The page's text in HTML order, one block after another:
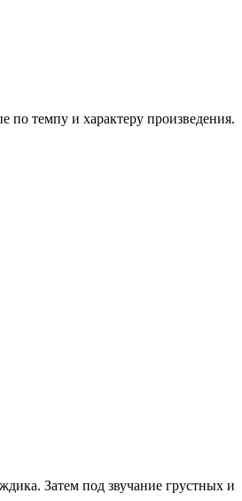
по темпу и характеру произведения.
Затем под звучание грустных и